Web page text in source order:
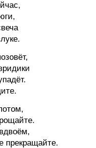
прекращайте.